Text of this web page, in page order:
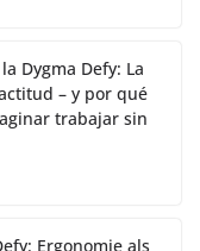
Dygma Defy: La
– y por qué
trabajar sin
Ergonomie als